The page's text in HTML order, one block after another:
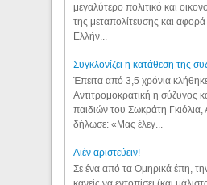
μεγαλύτερο πολιτικό και
της μεταπολίτευσης και
Ελλήν...
Συγκλονίζει η κατάθεση της
Έπειτα από 3,5 χρόνια
Αντιτρομοκρατική η σύζυγος
παιδιών του Σωκράτη Γκιόλια,
δήλωσε: «Μας έλεγ...
Aιέν αριστεύειν!
Σε ένα από τα Ομηρικά έπη,